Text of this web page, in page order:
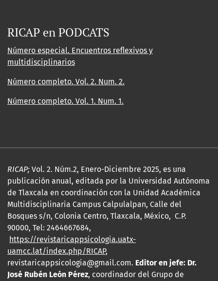
RICAP en PODCATS
Número especial. Encuentros reflexivos y
multidisciplinarios
Número completo. Vol. 2. Num. 2.
Número completo. Vol. 1. Num. 1.
RICAP; Vol. 2. Núm.2, Enero-Diciembre 2025, es una
publicación anual, editada por la Universidad Autónoma
de Tlaxcala en coordinación con la Unidad Académica
Multidisciplinaria Campus Calpulalpan, Calle del
Bosques s/n, Colonia Centro, Tlaxcala, México, C.P.
90000, Tel: 2464667684,
https://revistaricappsicologia.uatx-
uamcc.lat/index.php/RICAP,
revistaricappsicologia@gmail.com. Editor en jefe: Dr.
José Rubén León Pérez, coordinador del Grupo de